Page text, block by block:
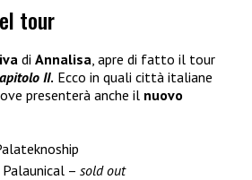
tour
di Annalisa , apre di fatto il tour
II. Ecco in quali città italiane
presenterà anche il nuovo
– sold out